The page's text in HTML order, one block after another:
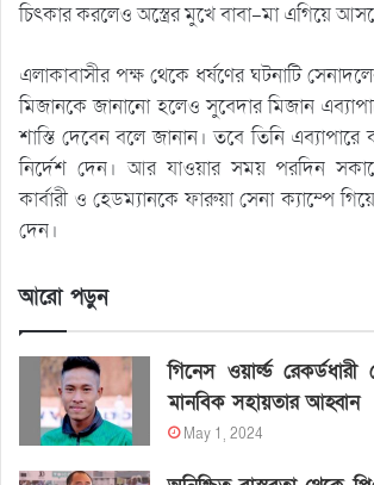
চিৎকার করলেও অস্ত্রের মুখে বাবা-মা এগিয়ে
এলাকাবাসীর পক্ষ থেকে ধর্ষণের ঘটনাটি
মিজানকে জানানো হলেও সুবেদার মিজান
শাস্তি দেবেন বলে জানান। তবে তিনি
নির্দেশ দেন। আর যাওয়ার সময় পরদিন
কার্বারী ও হেডম্যানকে ফারুয়া সেনা ক্যাম্পে
দেন।
আরো পড়ুন
গিনেস ওয়ার্ল্ড রেকর্ডধারী
মানবিক সহায়তার আহ্বান
May 1, 2024